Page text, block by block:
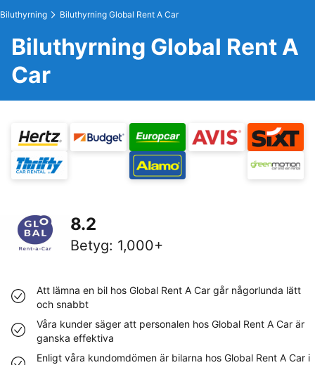
Biluthyrning Biluthyrning Global Rent A Car
Biluthyrning Global Rent A
Car
8.2
Betyg: 1,000+
Att lämna en bil hos Global Rent A Car går någorlunda lätt
och snabbt
Våra kunder säger att personalen hos Global Rent A Car är
ganska effektiva
Enligt våra kundomdömen är bilarna hos Global Rent A Car i